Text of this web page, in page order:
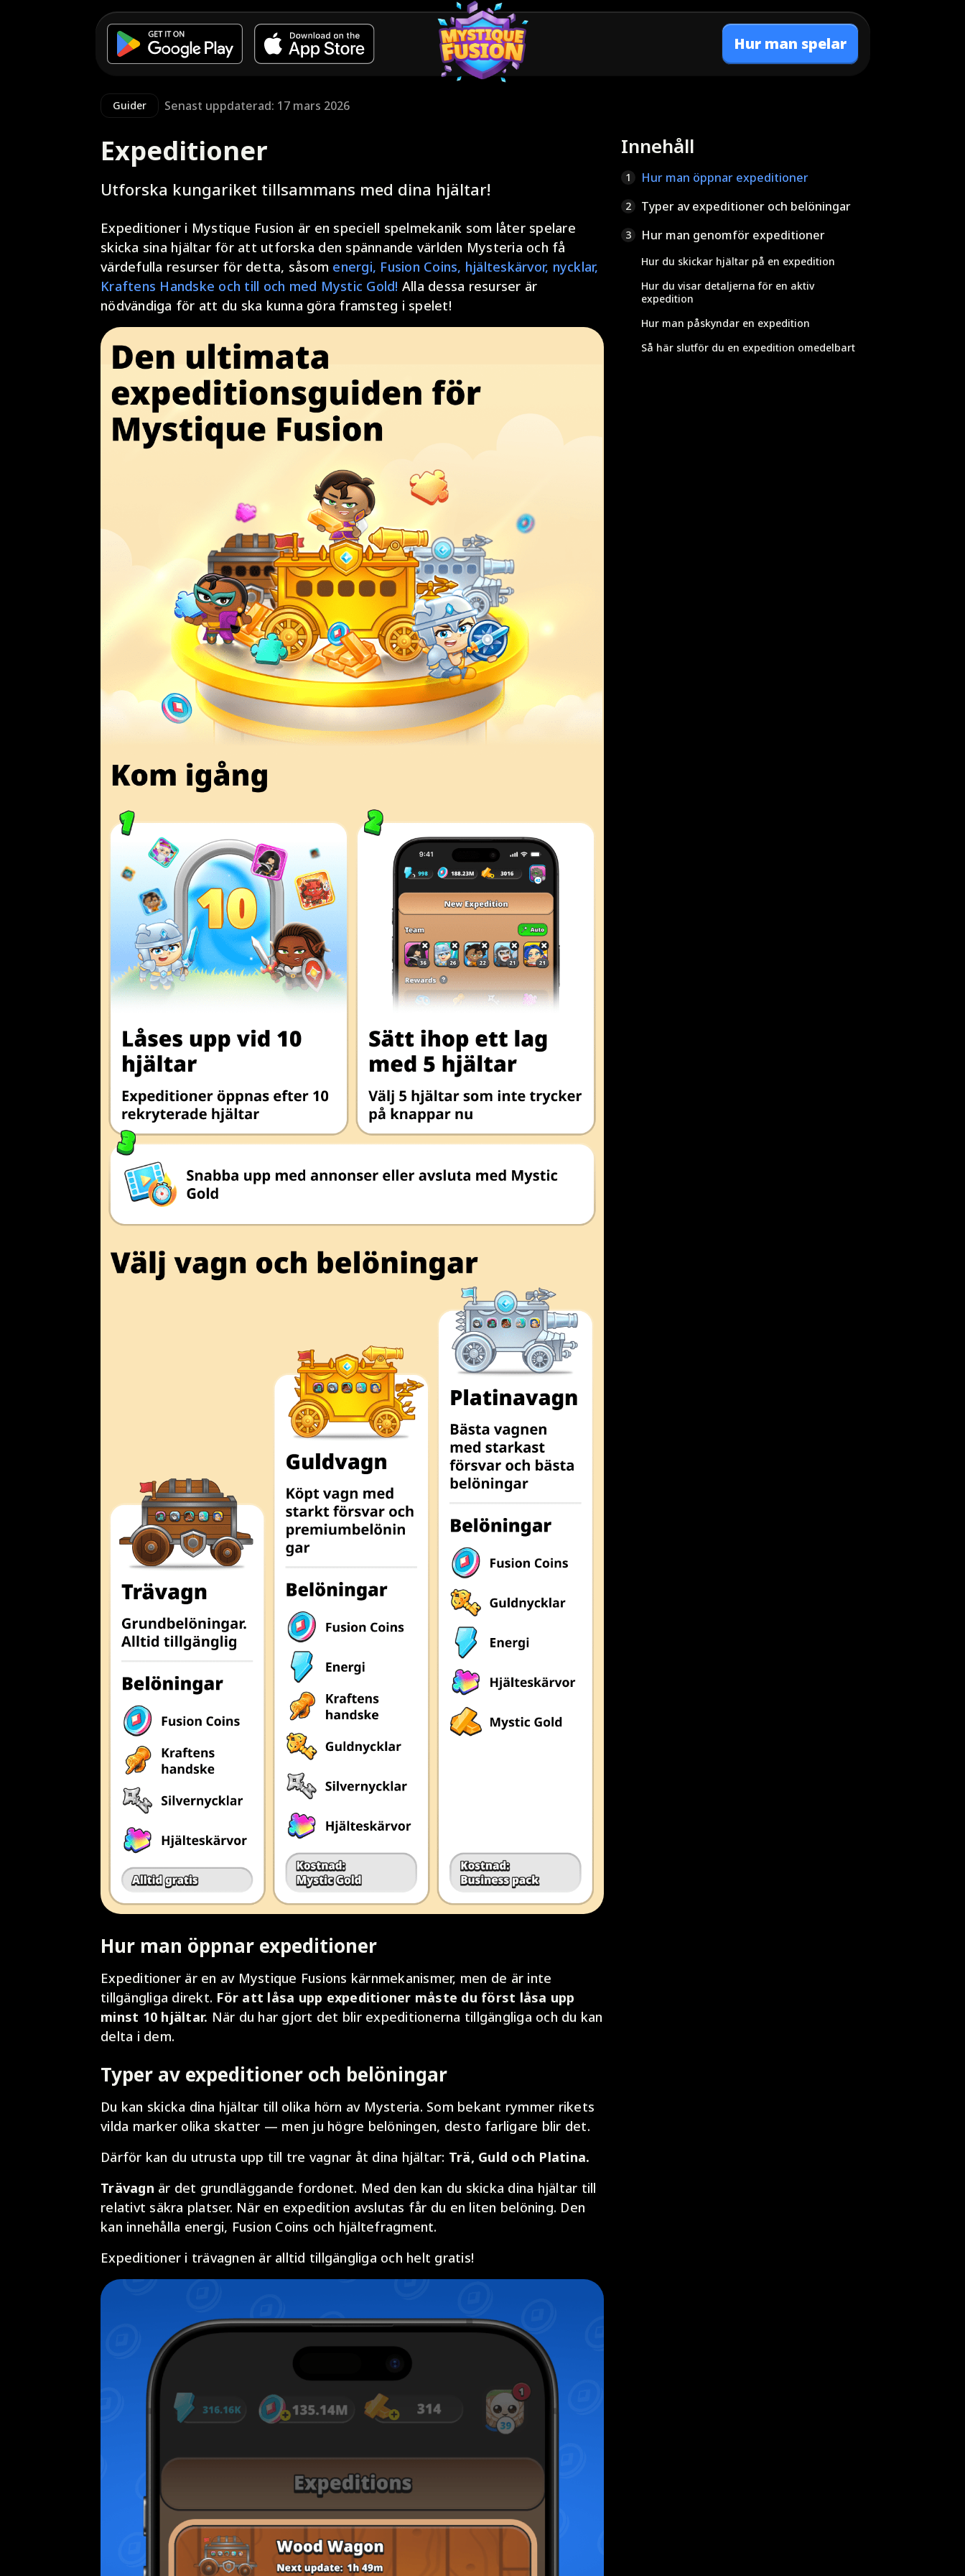
Hur man spelar
Guider Senast uppdaterad: 17 mars 2026
Expeditioner
Utforska kungariket tillsammans med dina hjältar!
Expeditioner i Mystique Fusion är en speciell spelmekanik som låter spelare
skicka sina hjältar för att utforska den spännande världen Mysteria och få
värdefulla resurser för detta, såsom energi, Fusion Coins, hjälteskärvor, nycklar,
Kraftens Handske och till och med Mystic Gold! Alla dessa resurser är
nödvändiga för att du ska kunna göra framsteg i spelet!
Hur man öppnar expeditioner
Expeditioner är en av Mystique Fusions kärnmekanismer, men de är inte
tillgängliga direkt. För att låsa upp expeditioner måste du först låsa upp
minst 10 hjältar. När du har gjort det blir expeditionerna tillgängliga och du kan
delta i dem.
Typer av expeditioner och belöningar
Du kan skicka dina hjältar till olika hörn av Mysteria. Som bekant rymmer rikets
vilda marker olika skatter — men ju högre belöningen, desto farligare blir det.
Därför kan du utrusta upp till tre vagnar åt dina hjältar: Trä, Guld och Platina.
Trävagn är det grundläggande fordonet. Med den kan du skicka dina hjältar till
relativt säkra platser. När en expedition avslutas får du en liten belöning. Den
kan innehålla energi, Fusion Coins och hjältefragment.
Expeditioner i trävagnen är alltid tillgängliga och helt gratis!
Innehåll
1 Hur man öppnar expeditioner
2 Typer av expeditioner och belöningar
3 Hur man genomför expeditioner
Hur du skickar hjältar på en expedition
Hur du visar detaljerna för en aktiv
expedition
Hur man påskyndar en expedition
Så här slutför du en expedition omedelbart